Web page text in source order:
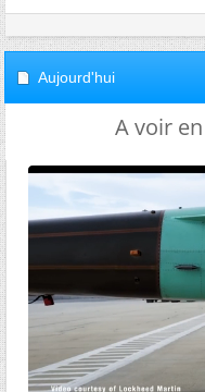
Aujourd'hui
A voir